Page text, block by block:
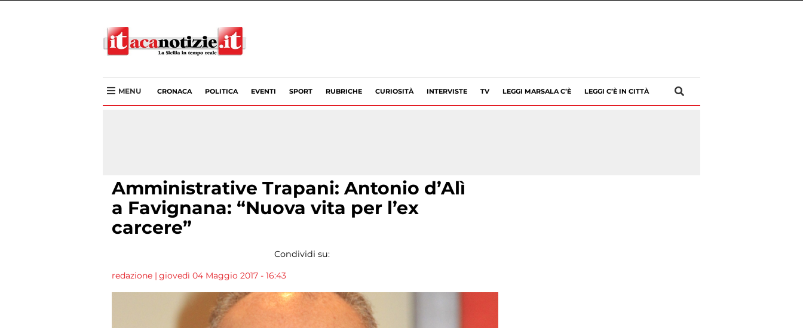
MENU CRONACA POLITICA EVENTI SPORT RUBRICHE CURIOSITÀ INTERVISTE TV LEGGI MARSALA C’È LEGGI C’È IN CITTÀ
Amministrative Trapani: Antonio d’Alì
a Favignana: “Nuova vita per l’ex
carcere”
Condividi su:
redazione | giovedì 04 Maggio 2017 - 16:43